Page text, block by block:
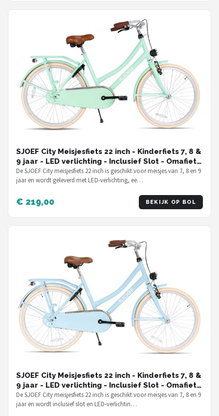
SJOEF City Meisjesfiets 22 inch - Kinderfiets 7, 8 &
9 jaar - LED verlichting - Inclusief Slot - Omafiets
22 inch - Turquoise
De SJOEF City meisjesfiets 22 inch is geschikt voor meisjes van 7, 8 en 9
jaar en wordt geleverd met LED-verlichting, ee…
€ 219,00 BEKIJK OP BOL
SJOEF City Meisjesfiets 22 inch - Kinderfiets 7, 8 &
9 jaar - LED verlichting - Inclusief Slot - Omafiets
22 inch - Licht Blauw
De SJOEF City meisjesfiets 22 inch is geschikt voor meisjes van 7, 8 en 9
jaar en wordt inclusief slot en LED-verlichtin…